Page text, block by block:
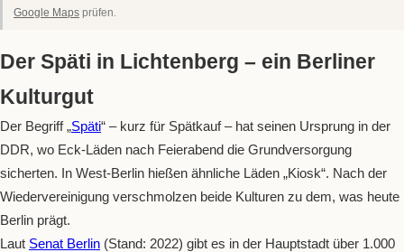
Google Maps prüfen.
Der Späti in Lichtenberg – ein Berliner
Kulturgut
Der Begriff „Späti“ – kurz für Spätkauf – hat seinen Ursprung in der
DDR, wo Eck-Läden nach Feierabend die Grundversorgung
sicherten. In West-Berlin hießen ähnliche Läden „Kiosk“. Nach der
Wiedervereinigung verschmolzen beide Kulturen zu dem, was heute
Berlin prägt.
Laut Senat Berlin (Stand: 2022) gibt es in der Hauptstadt über 1.000